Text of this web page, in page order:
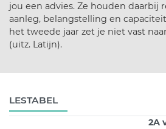
jou een advies. Ze houden daarbij
aanleg, belangstelling en
het tweede jaar zet je niet vast
(uitz. Latijn).
LESTABEL
2A